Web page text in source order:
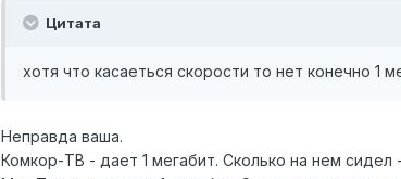
Цитата
хотя что касаеться скорости то нет конечно 1
Неправда ваша.
Комкор-ТВ - дает 1 мегабит. Сколько на нем